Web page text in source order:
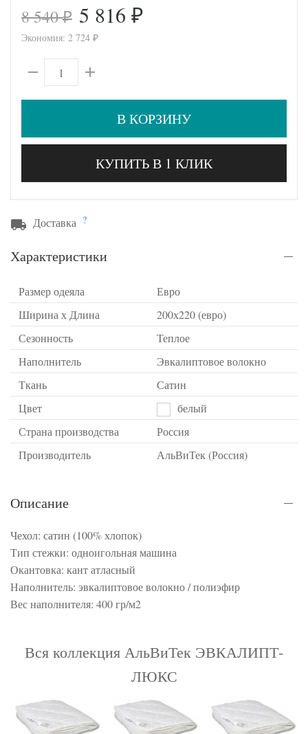
8 540₽ 5 816 ₽
Экономия: 2 724 ₽
В КОРЗИНУ
КУПИТЬ В 1 КЛИК
Доставка ?
Характеристики
Размер одеяла
Евро
Ширина х Длина
200х220 (евро)
Сезонность
Теплое
Наполнитель
Эвкалиптовое волокно
Ткань
Сатин
Цвет
белый
Страна производства
Россия
Производитель
АльВиТек (Россия)
Описание
Чехол: сатин (100% хлопок)
Тип стежки: одноигольная машина
Окантовка: кант атласный
Наполнитель: эвкалиптовое волокно / полиэфир
Вес наполнителя: 400 гр/м2
Вся коллекция АльВиТек ЭВКАЛИПТ-
ЛЮКС